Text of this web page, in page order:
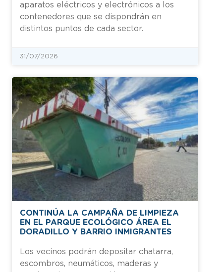
aparatos eléctricos y electrónicos a los
contenedores que se dispondrán en
distintos puntos de cada sector.
31/07/2026
CONTINÚA LA CAMPAÑA DE LIMPIEZA
EN EL PARQUE ECOLÓGICO ÁREA EL
DORADILLO Y BARRIO INMIGRANTES
Los vecinos podrán depositar chatarra,
escombros, neumáticos, maderas y